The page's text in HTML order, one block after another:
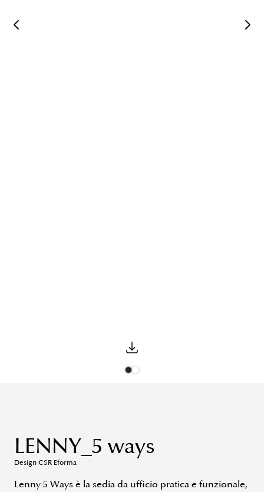
LENNY_5 ways
Design CSR Eforma
Lenny 5 Ways è la sedia da ufficio pratica e funzionale,